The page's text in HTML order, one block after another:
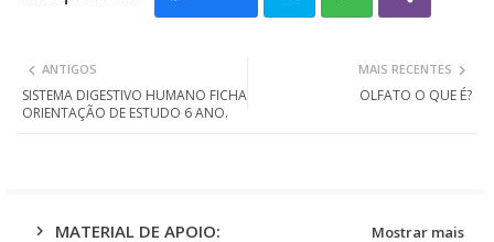
MAIS RECENTES
OLFATO O QUE É?
ANTIGOS
SISTEMA DIGESTIVO HUMANO FICHA
ORIENTAÇÃO DE ESTUDO 6 ANO.
MATERIAL DE APOIO: Mostrar mais